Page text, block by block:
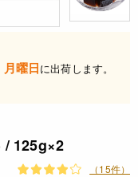
曜日に出荷します。
125g×2
（15件）